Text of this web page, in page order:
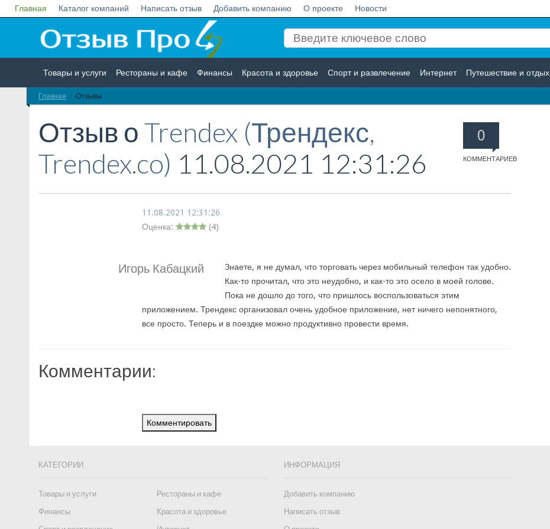
Главная Каталог компаний Написать отзыв Добавить компанию О проекте Новости
Товары и услуги Рестораны и кафе Финансы Красота и здоровье Спорт и развлечение Интернет Путешествие и отдых
Недвижимость
Главная Отзывы
0
КОММЕНТАРИЕВ
Отзыв о Trendex (Трендекс,
Trendex.co) 11.08.2021 12:31:26
11.08.2021 12:31:26
Оценка:
(4)
Игорь Кабацкий
Знаете, я не думал, что торговать через мобильный телефон так удобно.
Как-то прочитал, что это неудобно, и как-то это осело в моей голове.
Пока не дошло до того, что пришлось воспользоваться этим
приложением. Трендекс организовал очень удобное приложение, нет ничего непонятного,
все просто. Теперь и в поездке можно продуктивно провести время.
Комментарии:
Комментировать
КАТЕГОРИИ
Товары и услуги
Рестораны и кафе
Финансы
Красота и здоровье
ИНФОРМАЦИЯ
Добавить компанию
Написать отзыв